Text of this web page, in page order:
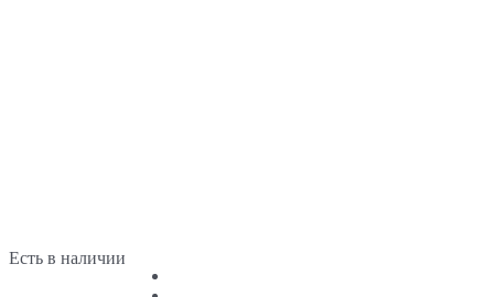
Есть в наличии